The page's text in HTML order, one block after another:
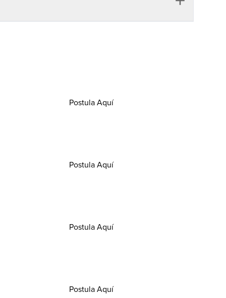
innovación y
Postula AquíOpens in a new window/tab
Postula AquíOpens in a new window/tab
Postula AquíOpens in a new window/tab
Postula AquíOpens in a new window/tab